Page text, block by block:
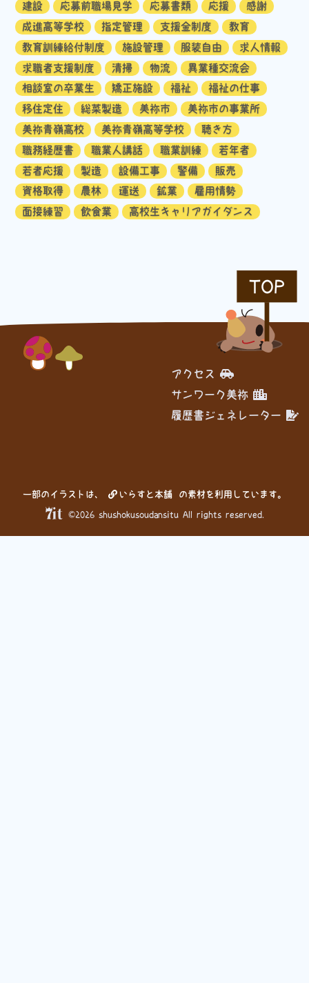
建設 応募前職場見学 応募書類 応援
感謝
成進高等学校
指定管理 支援金制度
教育
教育訓練給付制度
施設管理 服装自由
求人情報
求職者支援制度
清掃 物流
異業種交流会
相談室の卒業生
矯正施設 福祉
福祉の仕事
移住定住
総菜製造 美祢市
美祢市の事業所
美祢青嶺高校
美祢青嶺高等学校
聴き方
職務経歴書
職業人講話 職業訓練
若年者
若者応援
製造 設備工事 警備
販売
資格取得
農林 運送 鉱業
雇用情勢
面接練習
飲食業 高校生キャリアガイダンス
TOP
アクセス
サンワーク美祢
履歴書ジェネレーター
一部のイラストは、 いらすと本舗 の素材を利用しています。
©2026 shushokusoudansitu All rights reserved.